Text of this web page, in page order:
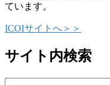
ています。
ICOIサイトへ＞＞
サイト内検索